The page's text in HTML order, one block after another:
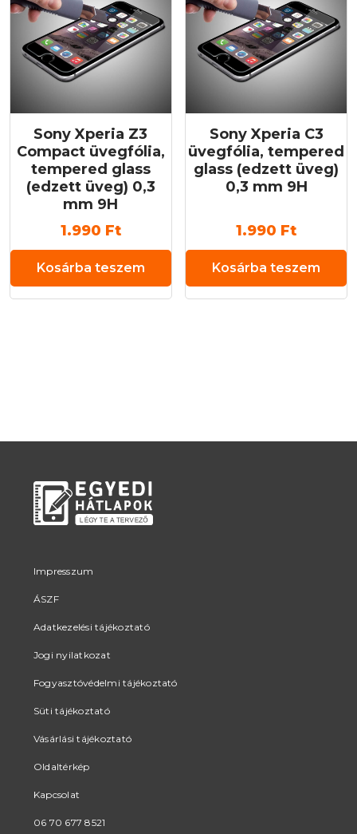
Sony Xperia Z3
Compact üvegfólia,
tempered glass
(edzett üveg) 0,3
mm 9H
1.990 Ft
Kosárba teszem
Sony Xperia C3
üvegfólia, tempered
glass (edzett üveg)
0,3 mm 9H
1.990 Ft
Kosárba teszem
Impresszum
ÁSZF
Adatkezelési tájékoztató
Jogi nyilatkozat
Fogyasztóvédelmi tájékoztató
Süti tájékoztató
Vásárlási tájékoztató
Oldaltérkép
Kapcsolat
06 70 677 8521